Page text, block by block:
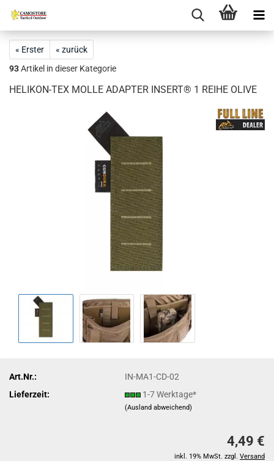
« Erster
« zurück
93Artikel in dieser Kategorie
HELIKON-TEX MOLLE ADAPTER INSERT® 1 REIHE OLIVE
Art.Nr.:
IN-MA1-CD-02
Lieferzeit:
1-7 Werktage*
(Ausland abweichend)
4,49 €
inkl. 19% MwSt. zzgl. Versand